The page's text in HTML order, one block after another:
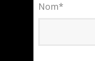
Nom*